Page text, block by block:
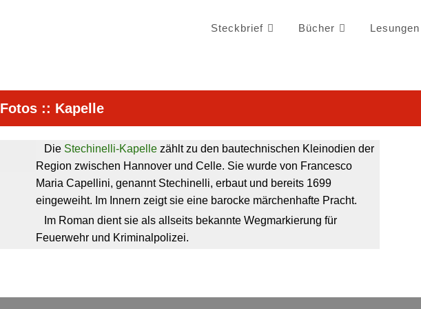
Steckbrief Bücher Lesungen
Fotos :: Kapelle
Die Stechinelli-Kapelle zählt zu den bautechnischen Kleinodien der
Region zwischen Hannover und Celle. Sie wurde von Francesco
Maria Capellini, genannt Stechinelli, erbaut und bereits 1699
eingeweiht. Im Innern zeigt sie eine barocke märchenhafte Pracht.
Im Roman dient sie als allseits bekannte Wegmarkierung für
Feuerwehr und Kriminalpolizei.